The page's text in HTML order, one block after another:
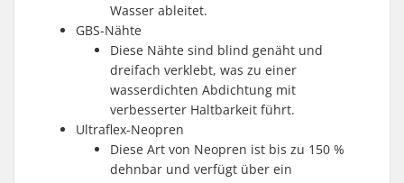
Wasser ableitet.
GBS-Nähte
Diese Nähte sind blind genäht und
dreifach verklebt, was zu einer
wasserdichten Abdichtung mit
verbesserter Haltbarkeit führt.
Ultraflex-Neopren
Diese Art von Neopren ist bis zu 150 %
dehnbar und verfügt über ein